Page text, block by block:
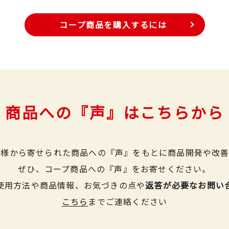
コープ商品を購入するには
商品への『声』はこちらから
から寄せられた商品への『声』をもとに商品開発や改
ぜひ、コープ商品への『声』をお寄せください。
用方法や商品情報、お気づきの点や返答が必要なお問い
こちら までご連絡ください